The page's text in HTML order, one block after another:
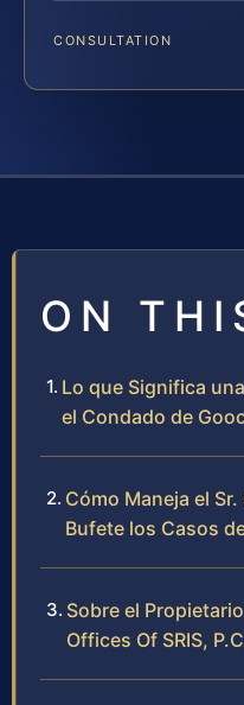
CONSULTATION
ON
Lo que Significa
el Condado de
Cómo Maneja el
Bufete los Casos
Sobre el
Offices Of SRIS,